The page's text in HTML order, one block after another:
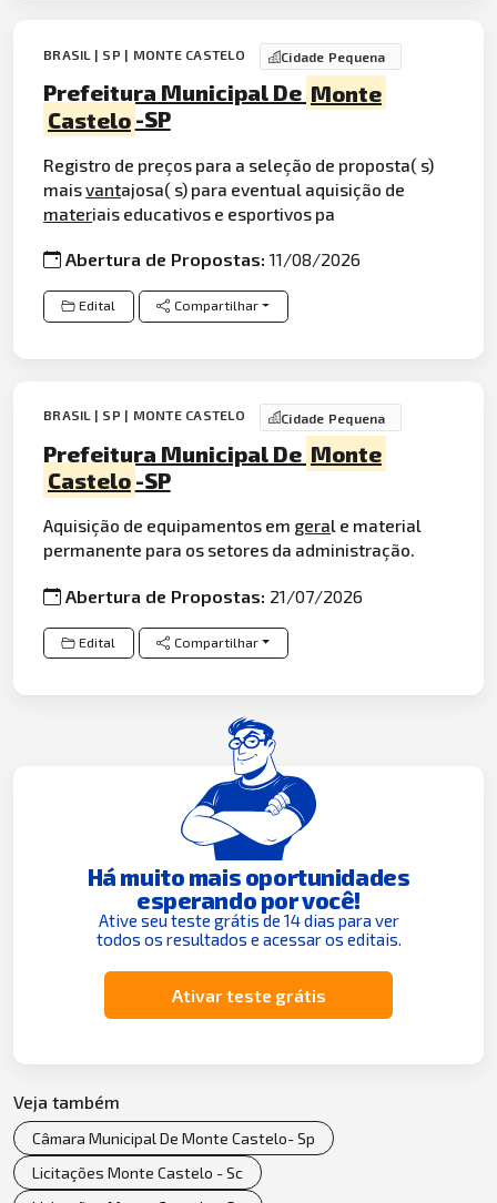
BRASIL | SP | MONTE CASTELO Cidade Pequena
Prefeitura Municipal De Monte
Castelo -SP
Registro de preços para a seleção de proposta( s)
maisvantajosa( s) para eventual aquisição de
materiais educativos e esportivos pa
Abertura de Propostas:11/08/2026
Edital Compartilhar
BRASIL | SP | MONTE CASTELO Cidade Pequena
Prefeitura Municipal De Monte
Castelo -SP
Aquisição de equipamentos em geral e material
permanente para os setores da administração.
Abertura de Propostas: 21/07/2026
Edital Compartilhar
Há muito mais oportunidades
esperando por você!
Ative seu teste grátis de 14 dias para ver
todos os resultados e acessar os editais.
Ativar teste grátis
Veja também
Câmara Municipal De Monte Castelo- Sp
Licitações Monte Castelo - Sc